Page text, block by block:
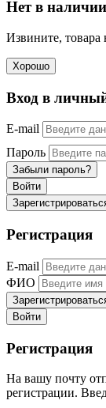
Нет в наличии
Извините, товара
Хорошо
Вход в
E-mail
Пароль
Забыли пароль?
Войти
Регистрация
E-mail
ФИО
Войти
Регистрация
На вашу почту
регистрации.